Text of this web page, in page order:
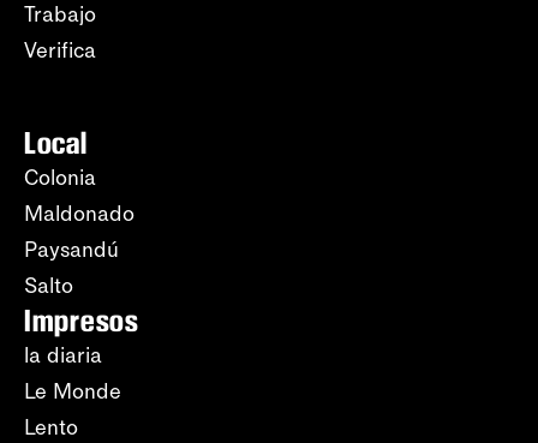
Trabajo
Verifica
Local
Colonia
Maldonado
Paysandú
Salto
Impresos
la diaria
Le Monde
Lento